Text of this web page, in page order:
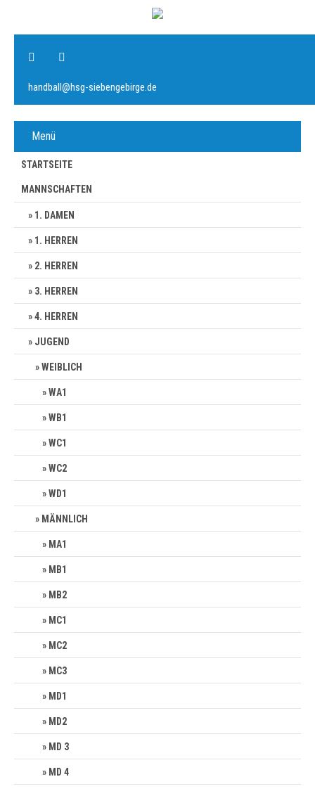
handball@hsg-siebengebirge.de
Menü
STARTSEITE
MANNSCHAFTEN
1. DAMEN
1. HERREN
2. HERREN
3. HERREN
4. HERREN
JUGEND
WEIBLICH
WA1
WB1
WC1
WC2
WD1
MÄNNLICH
MA1
MB1
MB2
MC1
MC2
MC3
MD1
MD2
MD 3
MD 4